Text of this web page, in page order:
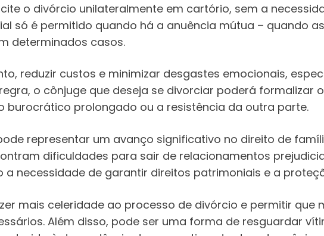
o divórcio unilateralmente em cartório, sem a
só é permitido quando há a anuência mútua – quando
determinados casos.
reduzir custos e minimizar desgastes emocionais,
o cônjuge que deseja se divorciar poderá formalizar
burocrático prolongado ou a resistência da outra parte.
representar um avanço significativo no direito de
dificuldades para sair de relacionamentos
necessidade de garantir direitos patrimoniais e a
mais celeridade ao processo de divórcio e permitir
Além disso, pode ser uma forma de resguardar